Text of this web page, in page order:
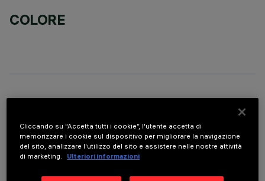
COLORE
Cliccando su “Accetta tutti i cookie”, l'utente accetta di
memorizzare i cookie sul dispositivo per migliorare la navigazione
del sito, analizzare l'utilizzo del sito e assistere nelle nostre attività
di marketing.
Ulteriori informazioni